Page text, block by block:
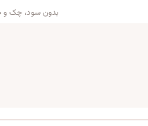
بدون سود، چک و ضامن